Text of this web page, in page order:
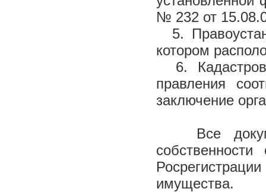
№ 232 от
5.
котором
6.
правления
заключение
Все
имущества.